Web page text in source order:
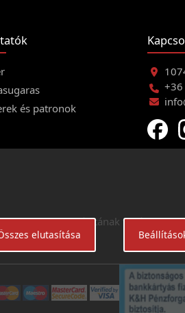
és patronok
+36
weboldal használatának feltételei
elutasítása